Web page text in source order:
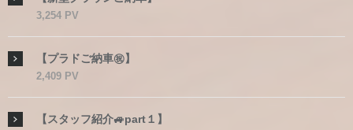
3,254 PV
【プラドご納車㊗】
2,409 PV
【スタッフ紹介🚙part１】